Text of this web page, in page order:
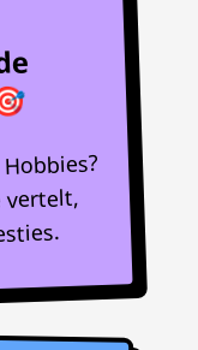
vertelt,